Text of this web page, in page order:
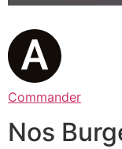
Commander
Nos